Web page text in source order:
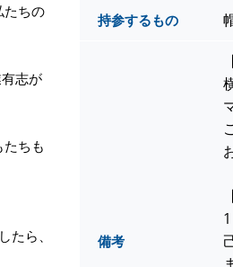
たちの
志が
ちも
たら、
持参するもの
備考